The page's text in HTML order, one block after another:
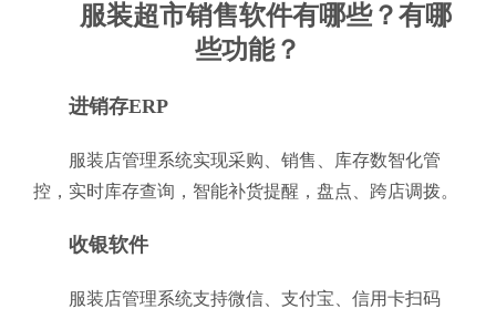
服装超市销售软件有哪些？有哪
些功能？
进销存ERP
服装店管理系统实现采购、销售、库存数智化管
控，实时库存查询，智能补货提醒，盘点、跨店调拨。
收银软件
服装店管理系统支持微信、支付宝、信用卡扫码